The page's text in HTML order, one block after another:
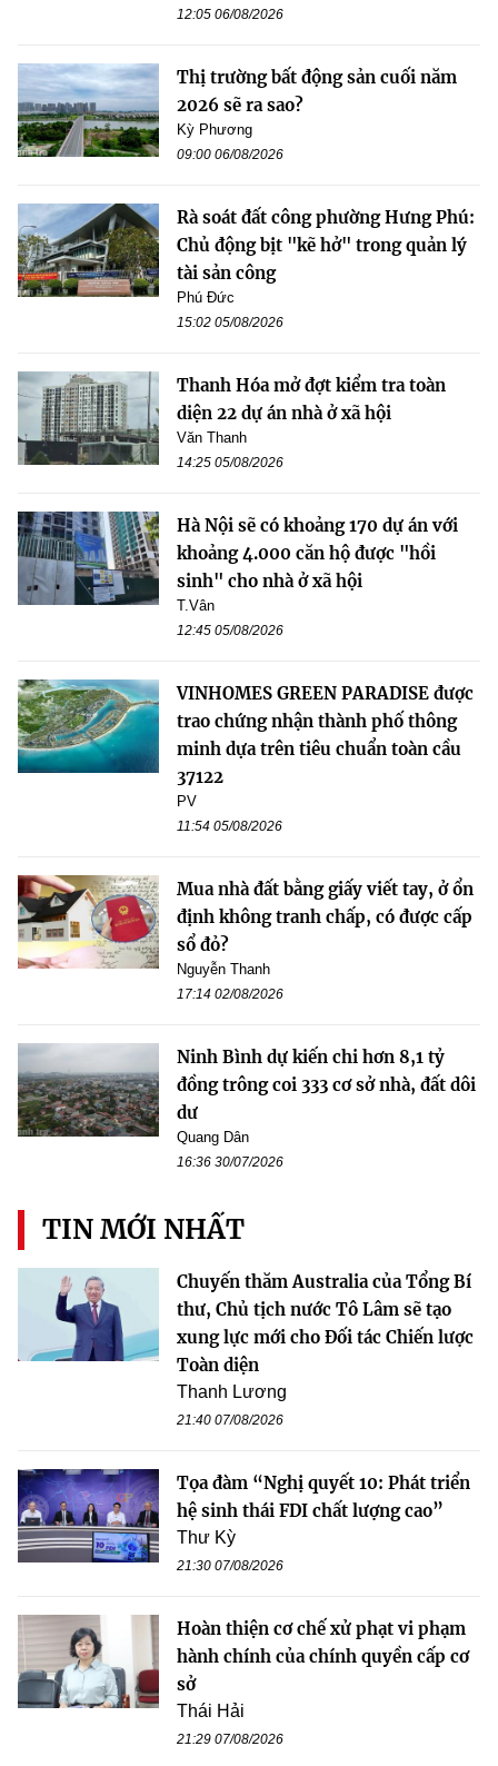
12:05 06/08/2026
Thị trường bất động sản cuối năm
2026 sẽ ra sao?
Kỳ Phương
09:00 06/08/2026
Rà soát đất công phường Hưng Phú:
Chủ động bịt "kẽ hở" trong quản lý
tài sản công
Phú Đức
15:02 05/08/2026
Thanh Hóa mở đợt kiểm tra toàn
diện 22 dự án nhà ở xã hội
Văn Thanh
14:25 05/08/2026
Hà Nội sẽ có khoảng 170 dự án với
khoảng 4.000 căn hộ được "hồi
sinh" cho nhà ở xã hội
T.Vân
12:45 05/08/2026
VINHOMES GREEN PARADISE được
trao chứng nhận thành phố thông
minh dựa trên tiêu chuẩn toàn cầu
37122
PV
11:54 05/08/2026
Mua nhà đất bằng giấy viết tay, ở ổn
định không tranh chấp, có được cấp
sổ đỏ?
Nguyễn Thanh
17:14 02/08/2026
Ninh Bình dự kiến chi hơn 8,1 tỷ
đồng trông coi 333 cơ sở nhà, đất dôi
dư
Quang Dân
16:36 30/07/2026
TIN MỚI NHẤT
Chuyến thăm Australia của Tổng Bí
thư, Chủ tịch nước Tô Lâm sẽ tạo
xung lực mới cho Đối tác Chiến lược
Toàn diện
Thanh Lương
21:40 07/08/2026
Tọa đàm “Nghị quyết 10: Phát triển
hệ sinh thái FDI chất lượng cao”
Thư Kỳ
21:30 07/08/2026
Hoàn thiện cơ chế xử phạt vi phạm
hành chính của chính quyền cấp cơ
sở
Thái Hải
21:29 07/08/2026